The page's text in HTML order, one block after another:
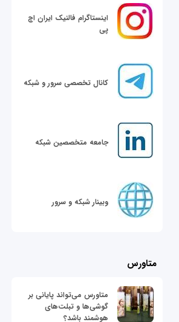
اینستاگرام فالنیک ایران اچ
پی
کانال تخصصی سرور و شبکه
جامعه متخصصین شبکه
وبینار شبکه و سرور
متاورس
متاورس می‌تواند پایانی بر
گوشی‌ها و تبلت‌های
هوشمند باشد؟